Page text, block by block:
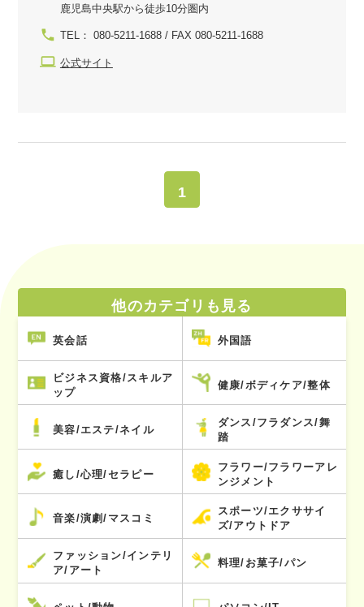
鹿児島中央駅から徒歩10分圏内
TEL： 080-5211-1688 / FAX 080-5211-1688
公式サイト
1
他のカテゴリも見る
英会話 外国語
ビジネス資格/スキルア
ップ
健康/ボディケア/整体
美容/エステ/ネイル
ダンス/フラダンス/舞
踏
癒し/心理/セラピー
フラワー/フラワーアレ
ンジメント
音楽/演劇/マスコミ
スポーツ/エクササイ
ズ/アウトドア
ファッション/インテリ
ア/アート
料理/お菓子/パン